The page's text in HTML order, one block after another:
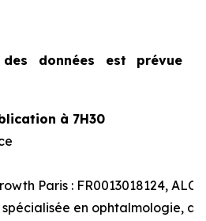
données est prévue
à 7H30
Paris : FR0013018124,
en ophtalmologie,